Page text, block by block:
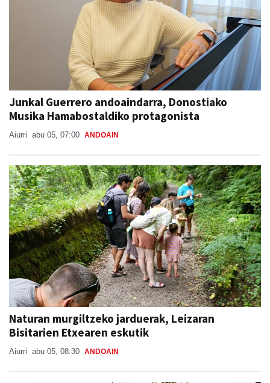
Junkal Guerrero andoaindarra, Donostiako
Musika Hamabostaldiko protagonista
Aiurri abu 05, 07:00 ANDOAIN
Naturan murgiltzeko jarduerak, Leizaran
Bisitarien Etxearen eskutik
Aiurri abu 05, 08:30 ANDOAIN